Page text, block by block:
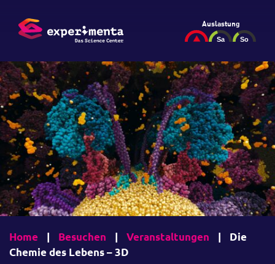
Auslastung
Home | Besuchen | Veranstaltungen |
Die
Chemie des Lebens – 3D